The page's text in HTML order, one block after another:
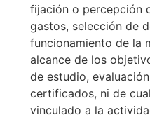
fijación o percepción
gastos, selección de
funcionamiento de la
alcance de los
de estudio,
certificados, ni de
vinculado a la